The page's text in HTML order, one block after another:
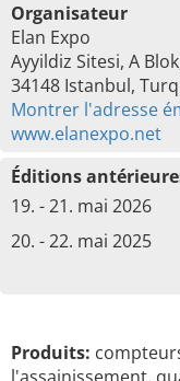
Organisateur
Elan Expo
Ayyildiz Sitesi, A
34148 Istanbul,
Montrer l'adresse
www.elanexpo.net
Éditions
19. - 21. mai 2026
20. - 22. mai 2025
Produits: